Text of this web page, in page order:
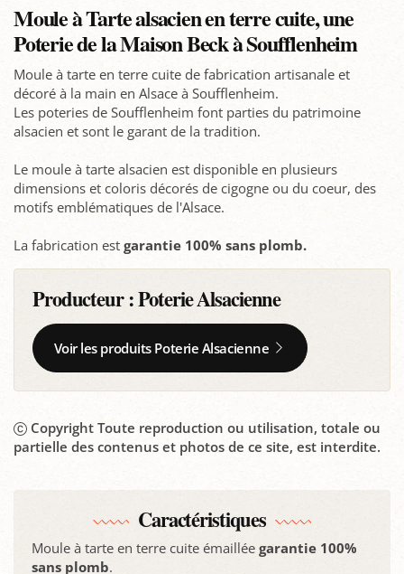
Moule à Tarte alsacien en terre cuite, une
Poterie de la Maison Beck à Soufflenheim
Moule à tarte en terre cuite de fabrication artisanale et
décoré à la main en Alsace à Soufflenheim.
Les poteries de Soufflenheim font parties du patrimoine
alsacien et sont le garant de la tradition.
Le moule à tarte alsacien est disponible en plusieurs
dimensions et coloris décorés de cigogne ou du coeur, des
motifs emblématiques de l'Alsace.
La fabrication est garantie 100% sans plomb.
Producteur :Poterie Alsacienne
Voir les produits Poterie Alsacienne
Copyright Toute reproduction ou utilisation, totale ou
partielle des contenus et photos de ce site, est interdite.
Caractéristiques
Moule à tarte en terre cuite émaillée garantie 100%
sans plomb.